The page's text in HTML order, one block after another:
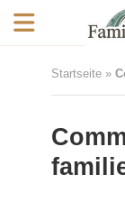
Startseite»